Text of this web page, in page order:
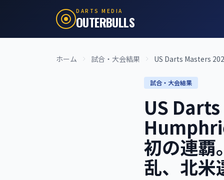
DARTS MEDIA
OUTERBULLS
ホーム 試合・大会結果 US Darts Masters
試合・大会結果
US
初の連
乱、北